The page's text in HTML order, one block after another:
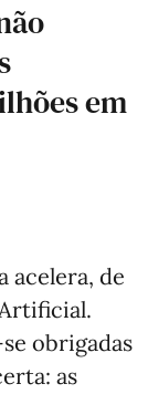
em
acelera, de
obrigadas
as